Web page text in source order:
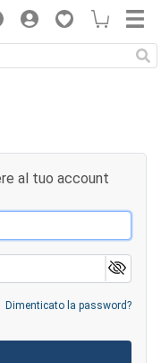
al tuo account
Dimenticato la password?